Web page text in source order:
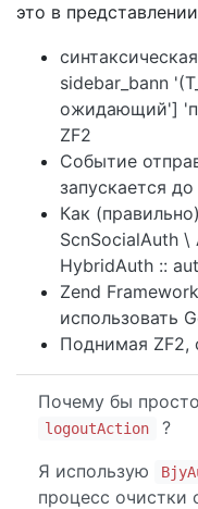
это в
sidebar_bann
ожидающий']
ZF2
Событие
запускается
Как
ScnSocialAuth
HybridAuth ::
Zend
использовать
Поднимая ZF2,
Почему бы
logoutAction
?
Я использую
процесс очистки